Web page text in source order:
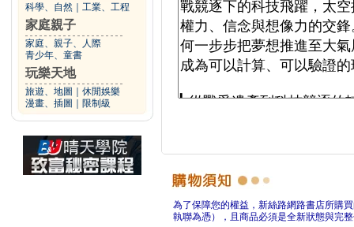
科學、自然 工業、工程
家庭親子
家庭、親子、人際
青少年、童書
玩樂天地
旅遊、地圖
休閒娛樂
漫畫、插圖
限制級
為了保障您的權益，新絲路網路書店所購
執聯為憑），且商品必須是全新狀態與完